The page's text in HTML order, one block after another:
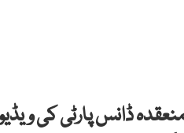
ڈانس پارٹی کی